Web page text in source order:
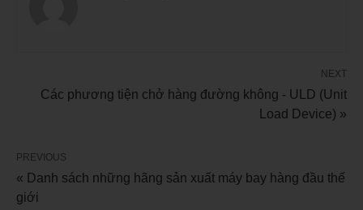
NEXT
Các phương tiện chở hàng đường không - ULD (Unit
Load Device) »
PREVIOUS
« Danh sách những hãng sản xuất máy bay hàng đầu thế
giới